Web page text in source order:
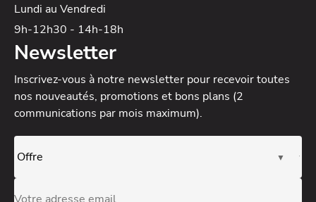
Lundi au Vendredi
9h-12h30 - 14h-18h
Newsletter
Inscrivez-vous à notre newsletter pour recevoir toutes
nos nouveautés, promotions et bons plans (2
communications par mois maximum).